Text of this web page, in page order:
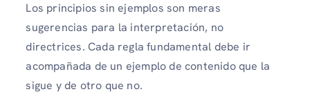
Los principios sin ejemplos son meras
sugerencias para la interpretación, no
directrices. Cada regla fundamental debe ir
acompañada de un ejemplo de contenido que la
sigue y de otro que no.